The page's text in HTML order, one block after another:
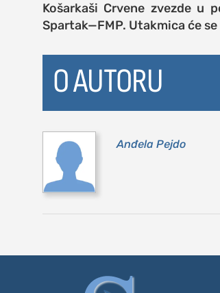
Košarkaši Crvene zvezde
Spartak—FMP. Utakmica će
O AUTORU
Anđela Pejdo